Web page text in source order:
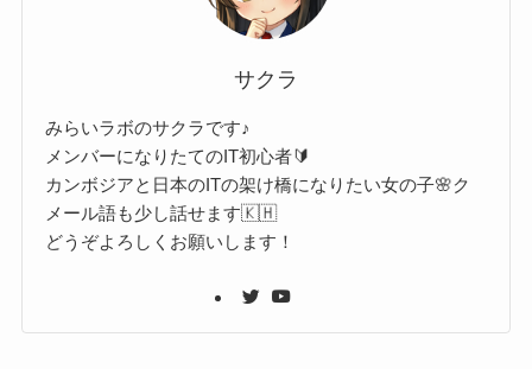
サクラ
みらいラボのサクラです♪
メンバーになりたてのIT初心者🔰
カンボジアと日本のITの架け橋になりたい女の子🌸ク
メール語も少し話せます🇰🇭
どうぞよろしくお願いします！